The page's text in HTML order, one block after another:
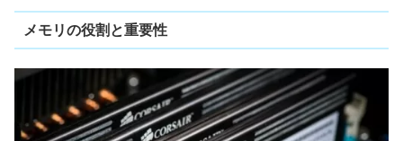
メモリの役割と重要性